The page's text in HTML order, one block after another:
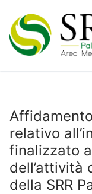
contenuto
relativo
finalizzato
dell’attività
della SRR